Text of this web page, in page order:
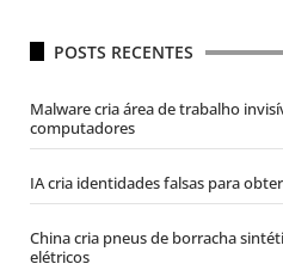
POSTS RECENTES
Malware cria área de trabalho
computadores
IA cria identidades falsas para
China cria pneus de borracha
elétricos